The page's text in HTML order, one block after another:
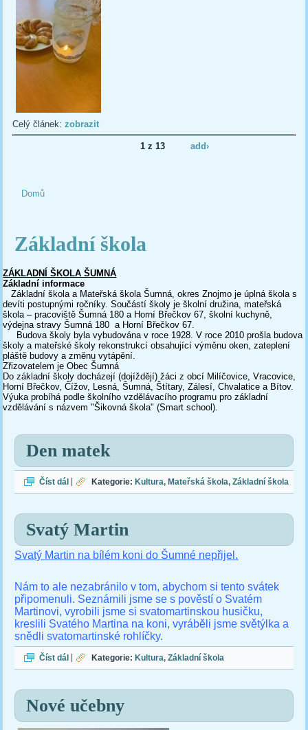
Celý článek:zobrazit
1 z 13 add›
Domů
Základní škola
ZÁKLADNÍ ŠKOLA ŠUMNÁ
Základní informace
Základní škola a Mateřská škola Šumná, okres Znojmo je úplná škola s
devíti postupnými ročníky. Součástí školy je školní družina, mateřská
škola – pracoviště Šumná 180 a Horní Břečkov 67, školní kuchyně,
výdejna stravy Šumná 180 a Horní Břečkov 67.
Budova školy byla vybudována v roce 1928. V roce 2010 prošla budova
školy a mateřské školy rekonstrukcí obsahující výměnu oken, zateplení
pláště budovy a změnu vytápění.
Zřizovatelem je Obec Šumná
Do základní školy docházejí (dojíždějí) žáci z obcí Milíčovice, Vracovice,
Horní Břečkov, Čížov, Lesná, Šumná, Štítary, Zálesí, Chvalatice a Bítov.
Výuka probíhá podle školního vzdělávacího programu pro základní
vzdělávání s názvem "Šikovná škola" (Smart school).
Den matek
Číst dál Den matekKategorie:Kultura Mateřská škola Základní škola
Svatý Martin
Svatý Martin na bílém koni do Šumné nepřijel.
Nám to ale nezabránilo v tom, abychom si tento svátek
připomenuli. Seznámili jsme se s pověstí o Svatém
Martinovi, vyrobili jsme si svatomartinskou husičku,
kreslili Svatého Martina na koni, vyráběli jsme světýlka a
snědli svatomartinské rohlíčky.
Číst dál Svatý Martin
Kategorie:Kultura Základní škola
Nové učebny